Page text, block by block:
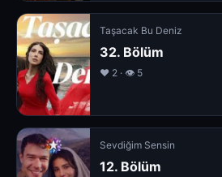
Taşacak Bu Deniz
32. Bölüm
❤️ 2 · 👁 5
Sevdiğim Sensin
12. Bölüm